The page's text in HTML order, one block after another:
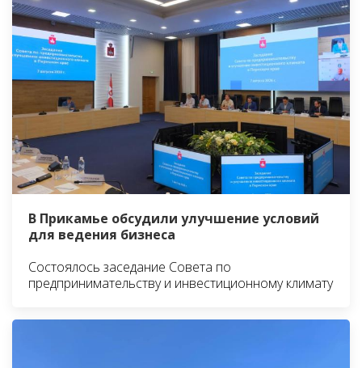
В Прикамье обсудили улучшение условий
для ведения бизнеса
Состоялось заседание Совета по
предпринимательству и инвестиционному климату